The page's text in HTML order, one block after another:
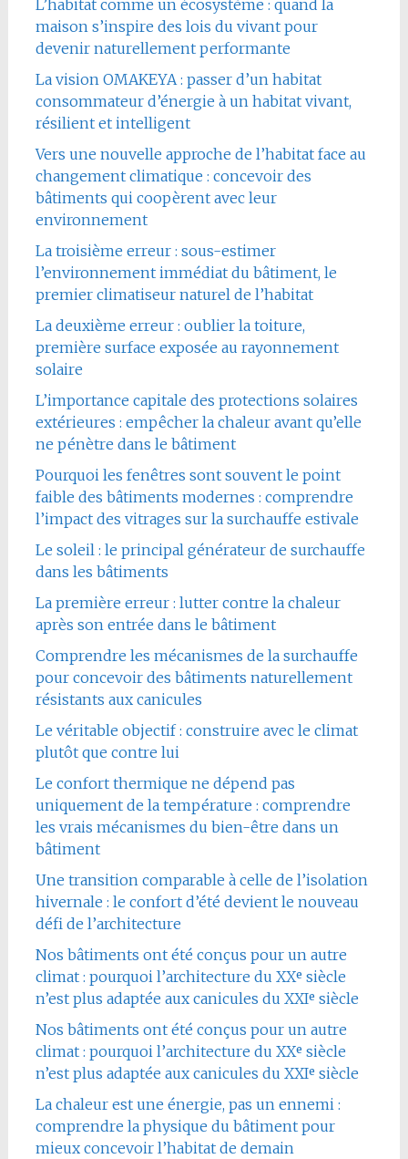
L’habitat comme un écosystème : quand la
maison s’inspire des lois du vivant pour
devenir naturellement performante
La vision OMAKEYA : passer d’un habitat
consommateur d’énergie à un habitat vivant,
résilient et intelligent
Vers une nouvelle approche de l’habitat face au
changement climatique : concevoir des
bâtiments qui coopèrent avec leur
environnement
La troisième erreur : sous-estimer
l’environnement immédiat du bâtiment, le
premier climatiseur naturel de l’habitat
La deuxième erreur : oublier la toiture,
première surface exposée au rayonnement
solaire
L’importance capitale des protections solaires
extérieures : empêcher la chaleur avant qu’elle
ne pénètre dans le bâtiment
Pourquoi les fenêtres sont souvent le point
faible des bâtiments modernes : comprendre
l’impact des vitrages sur la surchauffe estivale
Le soleil : le principal générateur de surchauffe
dans les bâtiments
La première erreur : lutter contre la chaleur
après son entrée dans le bâtiment
Comprendre les mécanismes de la surchauffe
pour concevoir des bâtiments naturellement
résistants aux canicules
Le véritable objectif : construire avec le climat
plutôt que contre lui
Le confort thermique ne dépend pas
uniquement de la température : comprendre
les vrais mécanismes du bien-être dans un
bâtiment
Une transition comparable à celle de l’isolation
hivernale : le confort d’été devient le nouveau
défi de l’architecture
Nos bâtiments ont été conçus pour un autre
climat : pourquoi l’architecture du XXᵉ siècle
n’est plus adaptée aux canicules du XXIᵉ siècle
Nos bâtiments ont été conçus pour un autre
climat : pourquoi l’architecture du XXᵉ siècle
n’est plus adaptée aux canicules du XXIᵉ siècle
La chaleur est une énergie, pas un ennemi :
comprendre la physique du bâtiment pour
mieux concevoir l’habitat de demain